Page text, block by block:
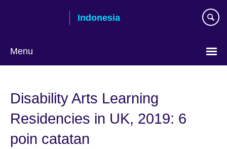
Indonesia
Menu
Disability Arts Learning
Residencies in UK, 2019: 6
poin catatan